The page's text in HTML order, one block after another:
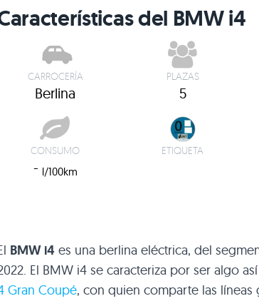
del BMW i4
CARROCERÍA
Berlina
PLAZAS
5
CONSUMO
- l/100km
ETIQUETA
BMW i4 es una berlina eléctrica, del
El BMW i4 se caracteriza por ser algo
Gran Coupé, con quien comparte las